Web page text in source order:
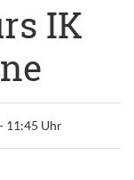
IK
11:45 Uhr